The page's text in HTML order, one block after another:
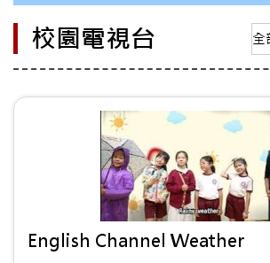
校園電視台
English Channel Weather